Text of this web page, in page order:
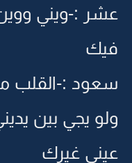
:-ويني ووين
:-القلب
يجي بين يديني
غيرك